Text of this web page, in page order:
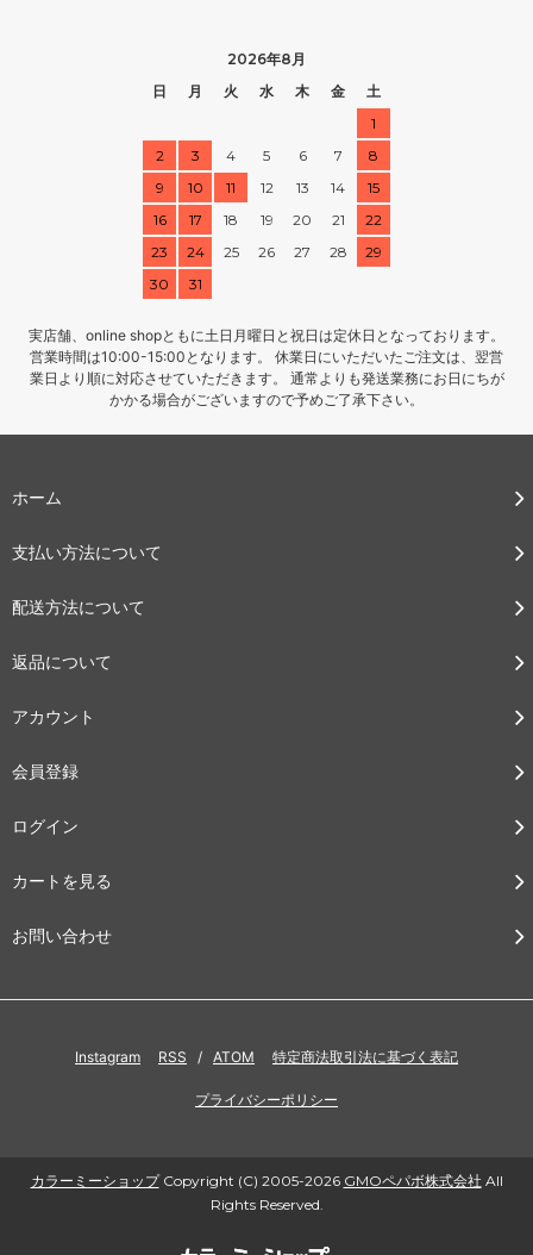
2026年8月
日
月 火 水 木 金
土
1
2
3 4 5 6 7
8
9
10 11 12 13 14
15
16
17 18 19 20 21
22
23
24 25 26 27 28
29
30
31
実店舗、online shopともに土日月曜日と祝日は定休日となっております。
営業時間は10:00-15:00となります。 休業日にいただいたご注文は、翌営
業日より順に対応させていただきます。 通常よりも発送業務にお日にちが
かかる場合がございますので予めご了承下さい。
ホーム
支払い方法について
配送方法について
返品について
アカウント
会員登録
ログイン
カートを見る
お問い合わせ
Instagram RSS / ATOM 特定商法取引法に基づく表記
プライバシーポリシー
カラーミーショップCopyright (C) 2005-2026 GMOペパボ株式会社 All
Rights Reserved.